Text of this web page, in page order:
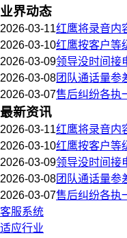
业界动态
2026-03-11红鹰将录音内
2026-03-10红鹰按客户等
2026-03-09领导没时间接
2026-03-08团队通话量参
2026-03-07售后纠纷各执
最新资讯
2026-03-11红鹰将录音内
2026-03-10红鹰按客户等
2026-03-09领导没时间接
2026-03-08团队通话量参
2026-03-07售后纠纷各执
客服系统
适应行业